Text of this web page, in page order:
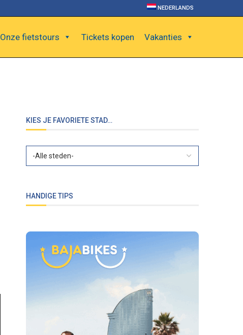
NEDERLANDS
Onze fietstours Tickets kopen Vakanties
KIES JE FAVORIETE STAD…
HANDIGE TIPS